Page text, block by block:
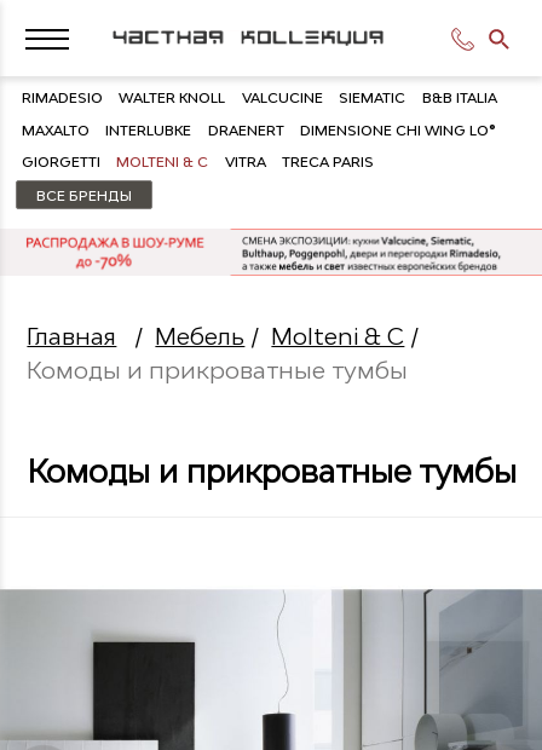
RIMADESIO WALTER KNOLL VALCUCINE SIEMATIC B&B ITALIA
MAXALTO INTERLUBKE DRAENERT DIMENSIONE CHI WING LO®
GIORGETTI MOLTENI & C VITRA TRECA PARIS
ВСЕ БРЕНДЫ
Главная / Мебель / Molteni & C /
Комоды и прикроватные тумбы
Комоды и прикроватные тумбы